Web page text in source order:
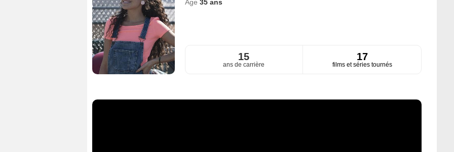
Age 35ans
15
ans de carrière
17
films et séries tournés